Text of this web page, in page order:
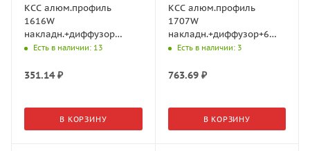
КСС алюм.профиль
1616W
накладн.+диффузор
молочн.+4 клипсы+4
17.800.00.395 (GLS)
Есть в наличии: 13
351.14₽
В КОРЗИНУ
КСС алюм.профиль
1707W
накладн.+диффузор+6
клипс+ 6 загл., L=3м,
(GLS)
Есть в наличии: 3
763.69₽
В КОРЗИНУ